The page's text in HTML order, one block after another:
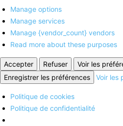
Manage options
Manage services
Manage {vendor_count} vendors
Read more about these purposes
Accepter Refuser
Voir les
Enregistrer les préférences
Voir les
Politique de cookies
Politique de confidentialité